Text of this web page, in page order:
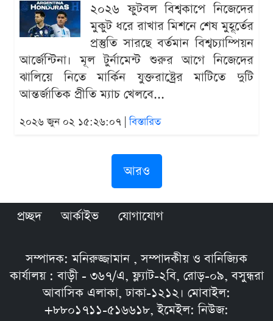
২০২৬ ফুটবল বিশ্বকাপে নিজেদের
মুকুট ধরে রাখার মিশনে শেষ মুহূর্তের
প্রস্তুতি সারছে বর্তমান বিশ্বচ্যাম্পিয়ন
আর্জেন্টিনা। মূল টুর্নামেন্ট শুরুর আগে নিজেদের
ঝালিয়ে নিতে মার্কিন যুক্তরাষ্ট্রের মাটিতে দুটি
আন্তর্জাতিক প্রীতি ম্যাচ খেলবে...
২০২৬ জুন ০২ ১৫:২৬:০৭ |বিস্তারিত
আরও
প্রচ্ছদ আর্কাইভ যোগাযোগ
সম্পাদক: মনিরুজ্জামান , সম্পাদকীয় ও বানিজ্যিক
কার্যালয় : বাড়ী - ৩৬৭/এ, ফ্ল্যাট-২বি, রোড়-০৯, বসুন্ধরা
আবাসিক এলাকা, ঢাকা-১২১২। মোবাইল:
+৮৮০১৭১১-৫১৬৬১৮, ইমেইল: নিউজ: